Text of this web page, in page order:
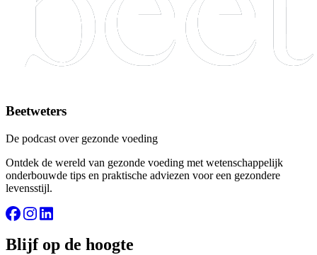
Beetweters
De podcast over gezonde voeding
Ontdek de wereld van gezonde voeding met wetenschappelijk
onderbouwde tips en praktische adviezen voor een gezondere
levensstijl.
Blijf op de hoogte